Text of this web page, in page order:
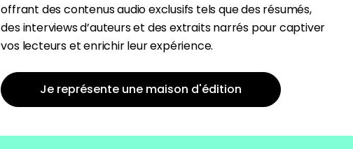
offrant des contenus audio exclusifs tels que des résumés,
des interviews d’auteurs et des extraits narrés pour captiver
vos lecteurs et enrichir leur expérience.
Je représente une maison d'édition